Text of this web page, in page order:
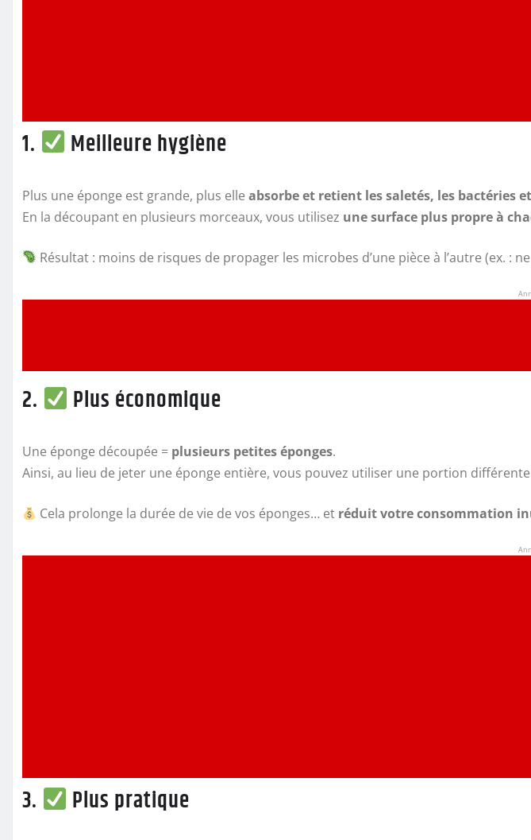
1. Meilleure hygiène
Plus une éponge est grande, plus elle absorbe et retient les saletés, les bactéries
En la découpant en plusieurs morceaux, vous utilisez une surface plus propre à
Résultat : moins de risques de propager les microbes d’une pièce à l’autre (ex. :
2. Plus économique
Une éponge découpée = plusieurs petites éponges.
Ainsi, au lieu de jeter une éponge entière, vous pouvez utiliser une portion
Cela prolonge la durée de vie de vos éponges… et réduit votre consommation
3. Plus pratique